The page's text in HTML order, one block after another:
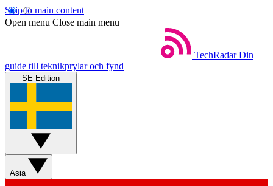
Skip to main content
Open menu Close main menu
TechRadar Din
guide till teknikprylar och fynd
SE Edition
Asia